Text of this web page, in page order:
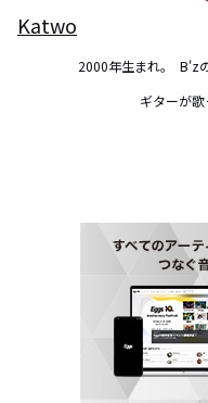
Katwo
2000年生まれ。  B'z
ギターが歌